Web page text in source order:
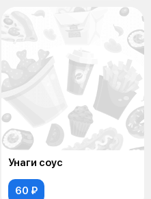
Унаги соус
60 ₽